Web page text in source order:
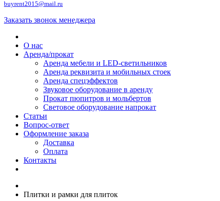
buyrent2015@mail.ru
Заказать звонок менеджера
О нас
Аренда/прокат
Аренда мебели и LED-светильников
Аренда реквизита и мобильных стоек
Аренда спецэффектов
Звуковое оборудование в аренду
Прокат пюпитров и мольбертов
Световое оборудование напрокат
Статьи
Вопрос-ответ
Оформление заказа
Доставка
Оплата
Контакты
Плитки и рамки для плиток